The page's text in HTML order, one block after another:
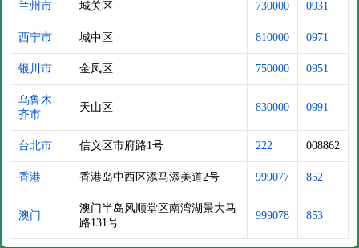
兰州市 城关区 730000 0931
西宁市 城中区 810000 0971
银川市 金凤区 750000 0951
乌鲁木
齐市
天山区 830000 0991
台北市 信义区市府路1号 222 008862
香港 香港岛中西区添马添美道2号 999077 852
澳门
澳门半岛风顺堂区南湾湖景大马
路131号
999078 853